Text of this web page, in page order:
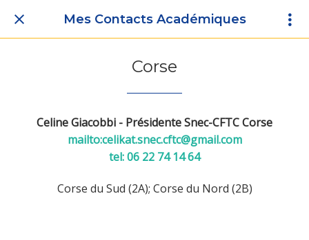
Mes Contacts Académiques
Corse
Celine Giacobbi - Présidente Snec-CFTC Corse
mailto:celikat.snec.cftc@gmail.com
tel: 06 22 74 14 64
Corse du Sud (2A); Corse du Nord (2B)